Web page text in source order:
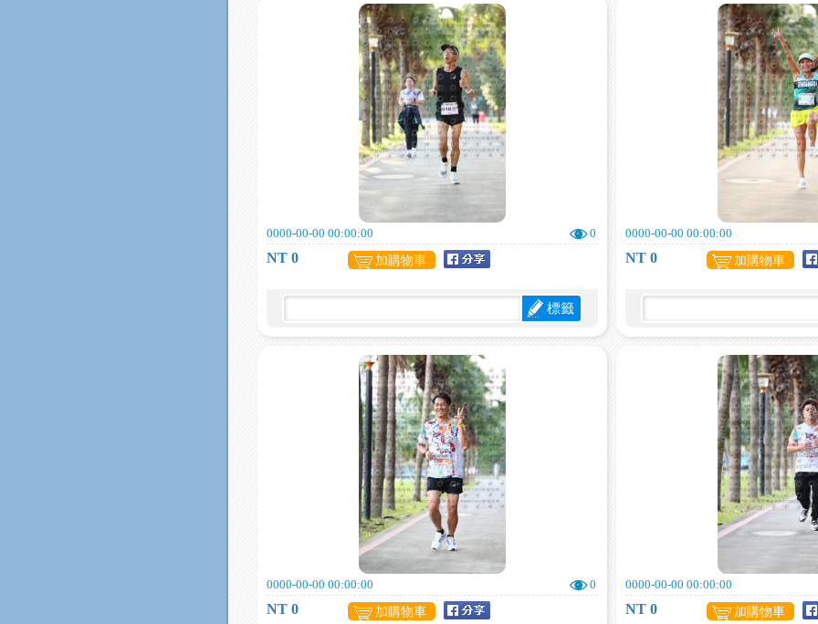
0000-00-00 00:00:00 0
NT 0 加購物車
標籤
0000-00-00 00:00:00
NT 0 加購物車
0000-00-00 00:00:00 0
NT 0 加購物車
0000-00-00 00:00:00
NT 0 加購物車